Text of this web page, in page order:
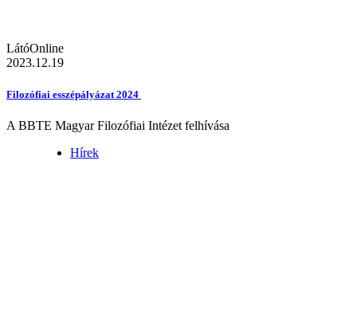
LátóOnline
2023.12.19
Filozófiai esszépályázat 2024
A BBTE Magyar Filozófiai Intézet felhívása
Hírek